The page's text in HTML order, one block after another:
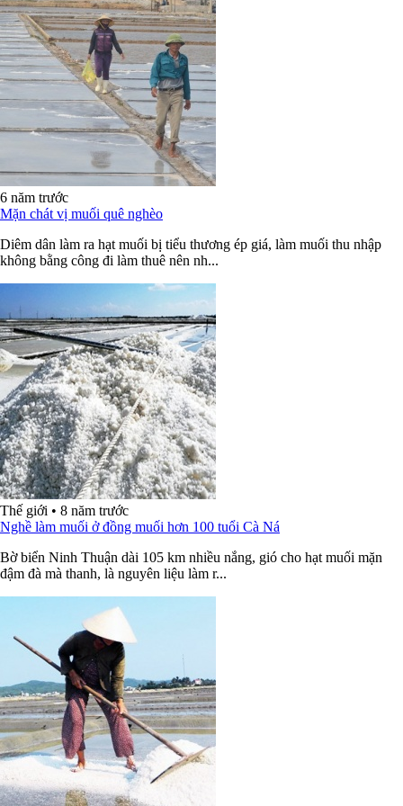
6 năm trước
Mặn chát vị muối quê nghèo
Diêm dân làm ra hạt muối bị tiểu thương ép giá, làm muối thu nhập
không bằng công đi làm thuê nên nh...
Thế giới • 8 năm trước
Nghề làm muối ở đồng muối hơn 100 tuổi Cà Ná
Bờ biển Ninh Thuận dài 105 km nhiều nắng, gió cho hạt muối mặn
đậm đà mà thanh, là nguyên liệu làm r...